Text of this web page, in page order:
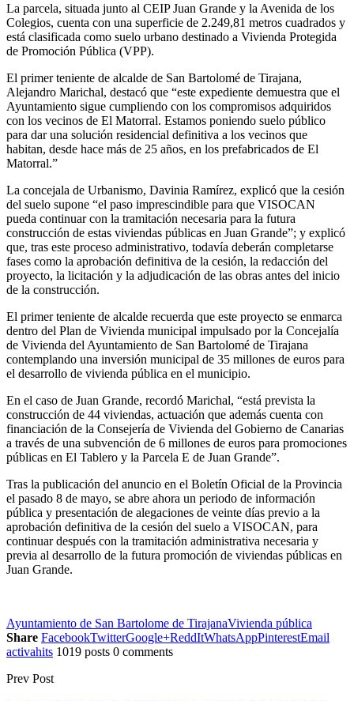
La parcela, situada junto al CEIP Juan Grande y la Avenida de los
Colegios, cuenta con una superficie de 2.249,81 metros cuadrados y
está clasificada como suelo urbano destinado a Vivienda Protegida
de Promoción Pública (VPP).
El primer teniente de alcalde de San Bartolomé de Tirajana,
Alejandro Marichal, destacó que “este expediente demuestra que el
Ayuntamiento sigue cumpliendo con los compromisos adquiridos
con los vecinos de El Matorral. Estamos poniendo suelo público
para dar una solución residencial definitiva a los vecinos que
habitan, desde hace más de 25 años, en los prefabricados de El
Matorral.”
La concejala de Urbanismo, Davinia Ramírez, explicó que la cesión
del suelo supone “el paso imprescindible para que VISOCAN
pueda continuar con la tramitación necesaria para la futura
construcción de estas viviendas públicas en Juan Grande”; y explicó
que, tras este proceso administrativo, todavía deberán completarse
fases como la aprobación definitiva de la cesión, la redacción del
proyecto, la licitación y la adjudicación de las obras antes del inicio
de la construcción.
El primer teniente de alcalde recuerda que este proyecto se enmarca
dentro del Plan de Vivienda municipal impulsado por la Concejalía
de Vivienda del Ayuntamiento de San Bartolomé de Tirajana
contemplando una inversión municipal de 35 millones de euros para
el desarrollo de vivienda pública en el municipio.
En el caso de Juan Grande, recordó Marichal, “está prevista la
construcción de 44 viviendas, actuación que además cuenta con
financiación de la Consejería de Vivienda del Gobierno de Canarias
a través de una subvención de 6 millones de euros para promociones
públicas en El Tablero y la Parcela E de Juan Grande”.
Tras la publicación del anuncio en el Boletín Oficial de la Provincia
el pasado 8 de mayo, se abre ahora un periodo de información
pública y presentación de alegaciones de veinte días previo a la
aprobación definitiva de la cesión del suelo a VISOCAN, para
continuar después con la tramitación administrativa necesaria y
previa al desarrollo de la futura promoción de viviendas públicas en
Juan Grande.
Ayuntamiento de San Bartolome de TirajanaVivienda pública
Share FacebookTwitterGoogle+ReddItWhatsAppPinterestEmail
activahits 1019 posts 0 comments
Prev Post